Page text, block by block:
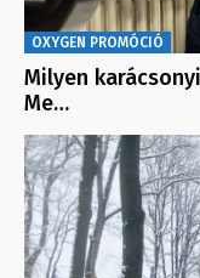
OXYGEN PROMÓCIÓ
Milyen
Me…